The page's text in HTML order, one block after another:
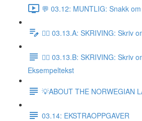
💬 03.12: MUNTLIG: Snakk
✍🏼 03.13.A: SKRIVING: Skriv
✍🏼 03.13.B: SKRIVING: Skriv
Eksempeltekst
💡ABOUT THE NORWEGIAN
03.14: EKSTRAOPPGAVER